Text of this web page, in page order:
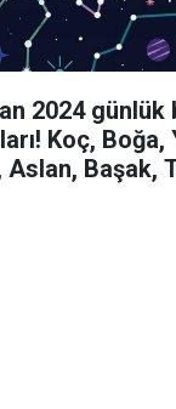
2024 günlük
Koç, Boğa,
Aslan, Başak,